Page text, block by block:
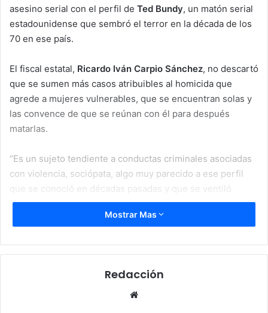
asesino serial con el perfil de Ted Bundy, un matón serial
estadounidense que sembró el terror en la década de los
70 en ese país.
El fiscal estatal, Ricardo Iván Carpio Sánchez, no descartó
que se sumen más casos atribuibles al homicida que
agrede a mujeres vulnerables, que se encuentran solas y
las convence de que se reúnan con él para después
matarlas.
“Es un sujeto tendiente a conductas criminales asociadas
con violencia, sociópata, algo muy parecido a ese perfil
que se conoció en décadas pasadas y que se ventiló
mucho mediáticamente, que llevó el nombre deTed
“, declaró el fiscal.
Theodore BundyoTed Bundyfue un homicida
más 30 mujeres, principalmente universitarias y mujeres
Mostrar Mas
Redacción